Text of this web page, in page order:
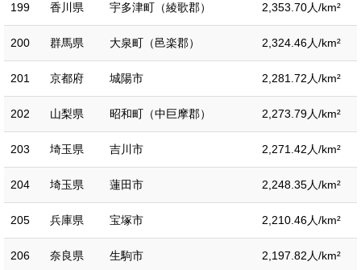
199 香川県 宇多津町（綾歌郡） 2,353.70人/km²
200 群馬県 大泉町（邑楽郡） 2,324.46人/km²
201 京都府 城陽市 2,281.72人/km²
202 山梨県 昭和町（中巨摩郡） 2,273.79人/km²
203 埼玉県 吉川市 2,271.42人/km²
204 埼玉県 蓮田市 2,248.35人/km²
205 兵庫県 宝塚市 2,210.46人/km²
206 奈良県 生駒市 2,197.82人/km²